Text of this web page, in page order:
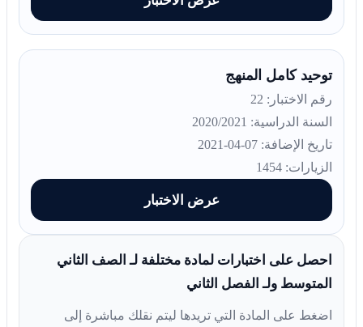
توحيد كامل المنهج
رقم الاختبار: 22
السنة الدراسية: 2020/2021
تاريخ الإضافة: 07-04-2021
الزيارات: 1454
عرض الاختبار
احصل على اختبارات لمادة مختلفة لـ الصف الثاني
المتوسط ولـ الفصل الثاني
اضغط على المادة التي تريدها ليتم نقلك مباشرة إلى